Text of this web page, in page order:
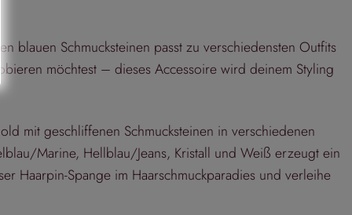
blauen Schmucksteinen passt zu verschiedensten Outfits
möchtest – dieses Accessoire wird deinem Styling
mit geschliffenen Schmucksteinen in verschiedenen
Marine, Hellblau/Jeans, Kristall und Weiß erzeugt ein
Haarpin-Spange im Haarschmuckparadies und verleihe